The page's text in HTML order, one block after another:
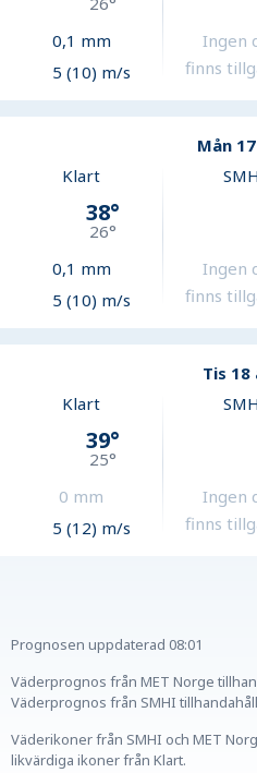
0,1 mm
5 (10) m/s
Ingen
finns
Mån
Klart
38°
26°
0,1 mm
5 (10) m/s
Ingen
finns
Tis 18
Klart
39°
25°
0 mm
5 (12) m/s
Ingen
finns
Prognosen uppdaterad 08:01
Väderprognos från MET Norge
Väderprognos från SMHI
Väderikoner från SMHI och MET
likvärdiga ikoner från Klart.